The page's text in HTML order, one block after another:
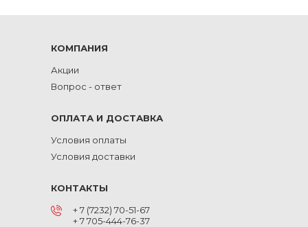
КОМПАНИЯ
Акции
Вопрос - ответ
ОПЛАТА И ДОСТАВКА
Условия оплаты
Условия доставки
КОНТАКТЫ
+ 7 (7232) 70-51-67
+ 7 705-444-76-37